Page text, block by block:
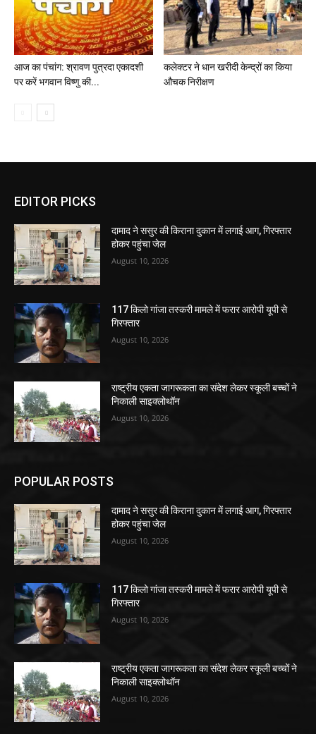
आज का पंचांग: श्रावण पुत्रदा एकादशी
पर करें भगवान विष्णु की...
कलेक्टर ने धान खरीदी केन्द्रों का किया
औचक निरीक्षण
EDITOR PICKS
दामाद ने ससुर की किराना दुकान में लगाई आग, गिरफ्तार
होकर पहुंचा जेल
August 10, 2026
117 किलो गांजा तस्करी मामले में फरार आरोपी यूपी से
गिरफ्तार
August 10, 2026
राष्ट्रीय एकता जागरूकता का संदेश लेकर स्कूली बच्चों ने
निकाली साइक्लोथॉन
August 10, 2026
POPULAR POSTS
दामाद ने ससुर की किराना दुकान में लगाई आग, गिरफ्तार
होकर पहुंचा जेल
August 10, 2026
117 किलो गांजा तस्करी मामले में फरार आरोपी यूपी से
गिरफ्तार
August 10, 2026
राष्ट्रीय एकता जागरूकता का संदेश लेकर स्कूली बच्चों ने
निकाली साइक्लोथॉन
August 10, 2026